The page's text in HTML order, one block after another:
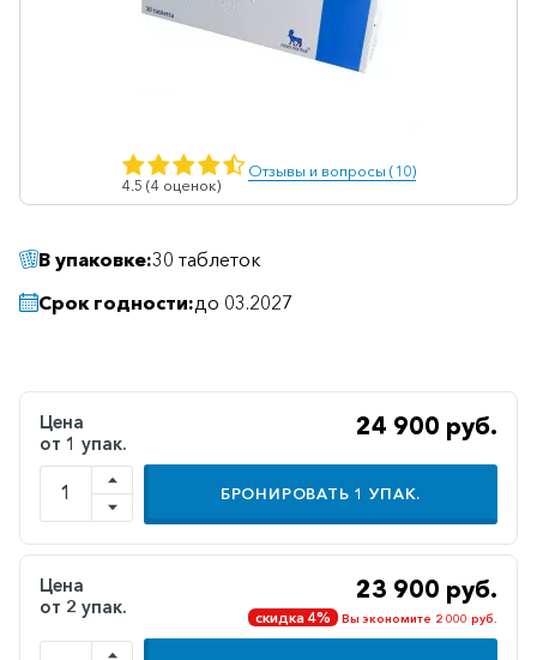
Ветеринарные
Гепатопротекторы
Диабетические
Желудочно-
кишечные
Иммунодепрессанты
Климактерические
Метаболизм
4.5 (4 оценок)
Отзывы и вопросы (10)
В упаковке:30 таблеток
Срок годности:до 03.2027
Цена
от 1 упак.
24 900 руб.
БРОНИРОВАТЬ 1 УПАК.
Цена
от 2 упак.
23 900 руб.
скидка 4% Вы экономите 2 000 руб.